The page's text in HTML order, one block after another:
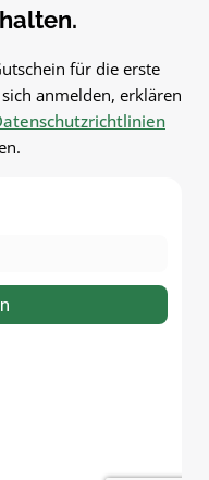
für die erste
anmelden, erklären